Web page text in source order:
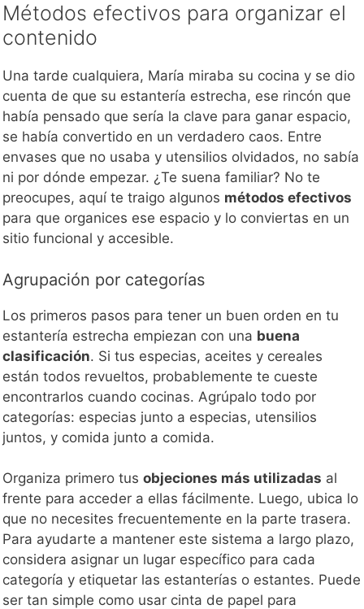
Métodos efectivos para organizar el
contenido
Una tarde cualquiera, María miraba su cocina y se dio
cuenta de que su estantería estrecha, ese rincón que
había pensado que sería la clave para ganar espacio,
se había convertido en un verdadero caos. Entre
envases que no usaba y utensilios olvidados, no sabía
ni por dónde empezar. ¿Te suena familiar? No te
preocupes, aquí te traigo algunos métodos efectivos
para que organices ese espacio y lo conviertas en un
sitio funcional y accesible.
Agrupación por categorías
Los primeros pasos para tener un buen orden en tu
estantería estrecha empiezan con una buena
clasificación. Si tus especias, aceites y cereales
están todos revueltos, probablemente te cueste
encontrarlos cuando cocinas. Agrúpalo todo por
categorías: especias junto a especias, utensilios
juntos, y comida junto a comida.
Organiza primero tus objeciones más utilizadas al
frente para acceder a ellas fácilmente. Luego, ubica lo
que no necesites frecuentemente en la parte trasera.
Para ayudarte a mantener este sistema a largo plazo,
considera asignar un lugar específico para cada
categoría y etiquetar las estanterías o estantes. Puede
ser tan simple como usar cinta de papel para